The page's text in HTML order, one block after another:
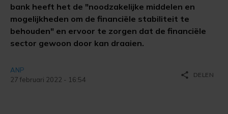
bank heeft het de "noodzakelijke middelen en
mogelijkheden om de financiële stabiliteit te
behouden" en ervoor te zorgen dat de financiële
sector gewoon door kan draaien.
ANP
27 februari 2022 - 16:54
share DELEN